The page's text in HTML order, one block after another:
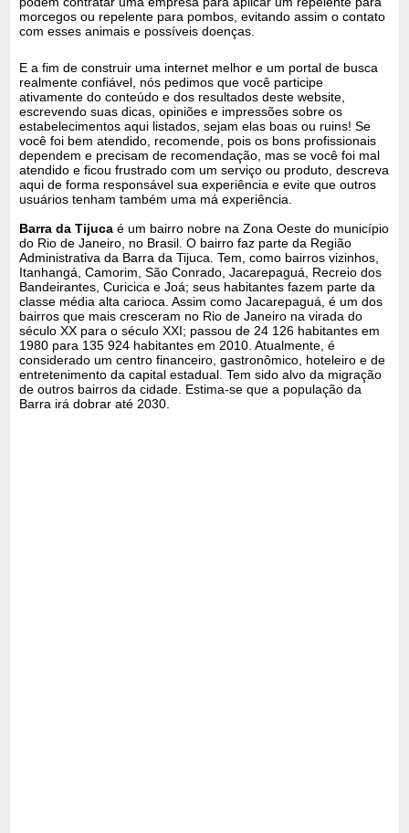
morcegos ou repelente para pombos, evitando assim o contato
com esses animais e possíveis doenças.
E a fim de construir uma internet melhor e um portal de busca
realmente confiável, nós pedimos que você participe
ativamente do conteúdo e dos resultados deste website,
escrevendo suas dicas, opiniões e impressões sobre os
estabelecimentos aqui listados, sejam elas boas ou ruins! Se
você foi bem atendido, recomende, pois os bons profissionais
dependem e precisam de recomendação, mas se você foi mal
atendido e ficou frustrado com um serviço ou produto, descreva
aqui de forma responsável sua experiência e evite que outros
usuários tenham também uma má experiência.
Barra da Tijuca é um bairro nobre na Zona Oeste do município
do Rio de Janeiro, no Brasil. O bairro faz parte da Região
Administrativa da Barra da Tijuca. Tem, como bairros vizinhos,
Itanhangá, Camorim, São Conrado, Jacarepaguá, Recreio dos
Bandeirantes, Curicica e Joá; seus habitantes fazem parte da
classe média alta carioca. Assim como Jacarepaguá, é um dos
bairros que mais cresceram no Rio de Janeiro na virada do
século XX para o século XXI; passou de 24 126 habitantes em
1980 para 135 924 habitantes em 2010. Atualmente, é
considerado um centro financeiro, gastronômico, hoteleiro e de
entretenimento da capital estadual. Tem sido alvo da migração
de outros bairros da cidade. Estima-se que a população da
Barra irá dobrar até 2030.